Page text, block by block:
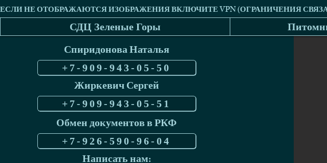
СДЦ Зеленые Горы
Спиридонова Наталья
+7-909-943-05-50
Жиркевич Сергей
+7-909-943-05-51
Обмен документов в РКФ
+7-926-590-96-04